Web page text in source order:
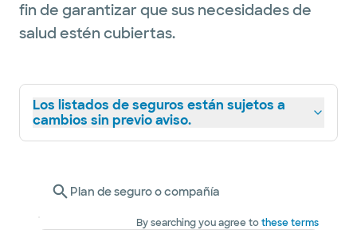
fin de garantizar que sus necesidades de
salud estén cubiertas.
Los listados de seguros están sujetos a
cambios sin previo aviso.
Plan de seguro o compañía
By searching you agree tothese terms